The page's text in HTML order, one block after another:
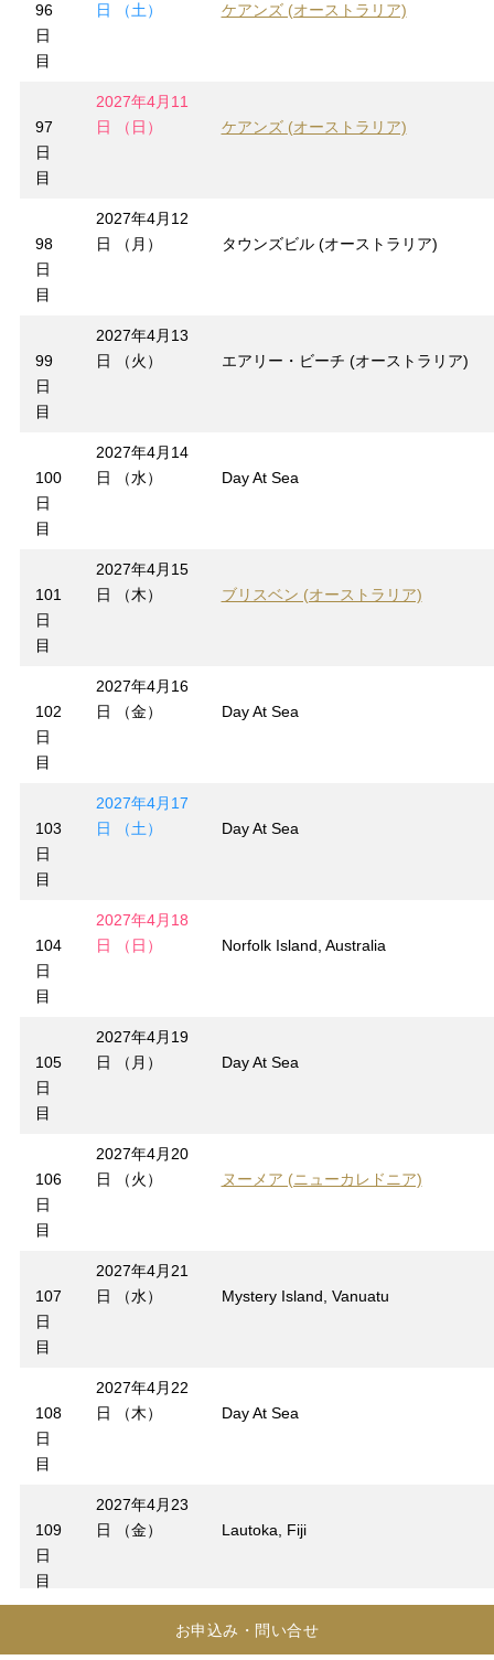
96
日
目
日 （土）
ケアンズ (オーストラリア)
97
日
目
2027年4月11
日 （日）
ケアンズ (オーストラリア)
98
日
目
2027年4月12
日 （月）
タウンズビル (オーストラリア)
99
日
目
2027年4月13
日 （火）
エアリー・ビーチ (オーストラリア)
100
日
目
2027年4月14
日 （水）
Day At Sea
101
日
目
2027年4月15
日 （木）
ブリスベン (オーストラリア)
102
日
目
2027年4月16
日 （金）
Day At Sea
103
日
目
2027年4月17
日 （土）
Day At Sea
104
日
目
2027年4月18
日 （日）
Norfolk Island, Australia
105
日
目
2027年4月19
日 （月）
Day At Sea
106
日
目
2027年4月20
日 （火）
ヌーメア (ニューカレドニア)
107
日
目
2027年4月21
日 （水）
Mystery Island, Vanuatu
108
日
目
2027年4月22
日 （木）
Day At Sea
109
日
目
2027年4月23
日 （金）
Lautoka, Fiji
2027年4月24お申込み・問い合せ